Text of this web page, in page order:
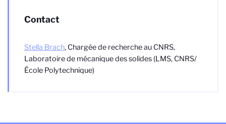
Contact
Stella Brach, Chargée de recherche au CNRS,
Laboratoire de mécanique des solides (LMS, CNRS/
École Polytechnique)